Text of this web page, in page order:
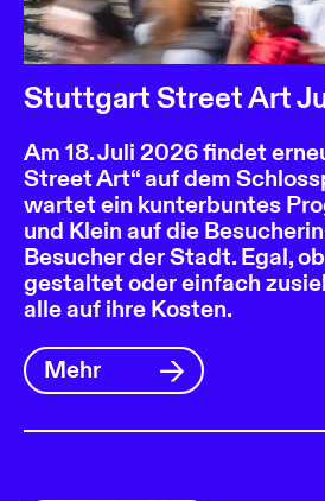
Stuttgart Street Art
Am 18. Juli 2026 findet
Street Art“ auf dem
wartet ein kunterbuntes
und Klein auf die
Besucher der Stadt. Egal,
gestaltet oder einfach
alle auf ihre Kosten.
Mehr